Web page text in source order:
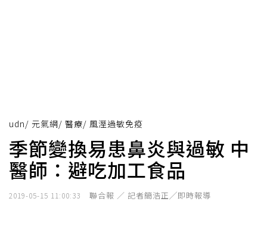
udn/ 元氣網/ 醫療/ 風溼過敏免疫
季節變換易患鼻炎與過敏 中
醫師：避吃加工食品
2019-05-15 11:00:33 聯合報 ／ 記者簡浩正╱即時報導